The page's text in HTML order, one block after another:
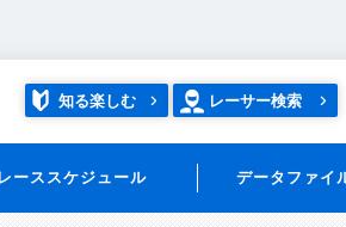
知る楽しむ レーサー検索
レーススケジュール データファイ